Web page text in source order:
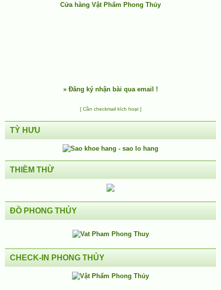
Cửa hàng Vật Phẩm Phong Thủy
» Đăng ký nhận bài qua email !
[ Cần checkmail kích hoạt ]
TỲ HƯU
THIỀM THỪ
ĐỒ PHONG THỦY
CHECK-IN PHONG THỦY